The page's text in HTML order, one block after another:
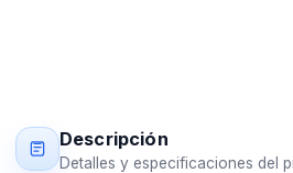
Descripción
Detalles y especificaciones del